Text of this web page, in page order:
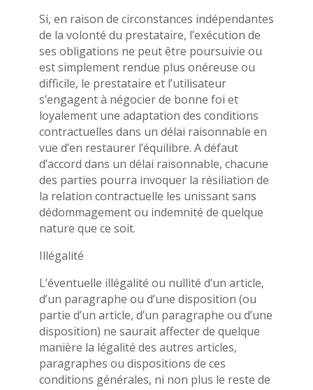
Si, en raison de circonstances indépendantes
de la volonté du prestataire, l’exécution de
ses obligations ne peut être poursuivie ou
est simplement rendue plus onéreuse ou
difficile, le prestataire et l’utilisateur
s’engagent à négocier de bonne foi et
loyalement une adaptation des conditions
contractuelles dans un délai raisonnable en
vue d’en restaurer l’équilibre. A défaut
d’accord dans un délai raisonnable, chacune
des parties pourra invoquer la résiliation de
la relation contractuelle les unissant sans
dédommagement ou indemnité de quelque
nature que ce soit.
Illégalité
L’éventuelle illégalité ou nullité d’un article,
d’un paragraphe ou d’une disposition (ou
partie d’un article, d’un paragraphe ou d’une
disposition) ne saurait affecter de quelque
manière la légalité des autres articles,
paragraphes ou dispositions de ces
conditions générales, ni non plus le reste de